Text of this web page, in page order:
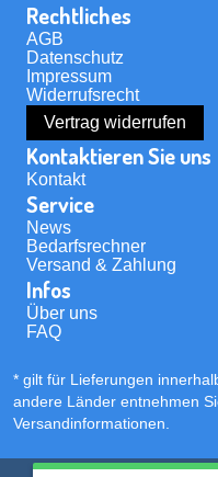
Rechtliches
AGB
Datenschutz
Impressum
Widerrufsrecht
Vertrag widerrufen
Kontaktieren Sie uns
Kontakt
Service
News
Bedarfsrechner
Versand & Zahlung
Infos
Über uns
FAQ
* gilt für Lieferungen
andere Länder entnehmen
Versandinformationen